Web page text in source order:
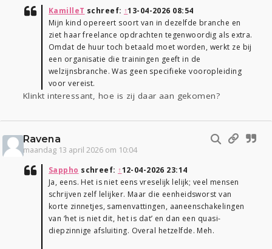
KamilleT schreef: ↑13-04-2026 08:54
Mijn kind opereert soort van in dezelfde branche en
ziet haar freelance opdrachten tegenwoordig als extra.
Omdat de huur toch betaald moet worden, werkt ze bij
een organisatie die trainingen geeft in de
welzijnsbranche. Was geen specifieke vooropleiding
voor vereist.
Klinkt interessant, hoe is zij daar aan gekomen?
Ravena
maandag 13 april 2026 om 10:04
Sappho schreef: ↑12-04-2026 23:14
Ja, eens. Het is niet eens vreselijk lelijk; veel mensen
schrijven zelf lelijker. Maar die eenheidsworst van
korte zinnetjes, samenvattingen, aaneenschakelingen
van ‘het is niet dit, het is dat’ en dan een quasi-
diepzinnige afsluiting. Overal hetzelfde. Meh.